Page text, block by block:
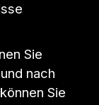
Sie
nach
Sie